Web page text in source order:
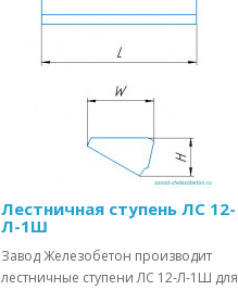
Лестничная ступень ЛС 12-
Л-1Ш
Завод Железобетон производит
лестничные ступени ЛС 12-Л-1Ш для